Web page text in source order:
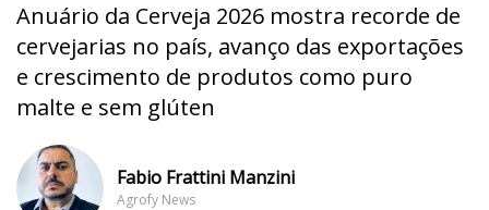
Anuário da Cerveja 2026 mostra recorde de
cervejarias no país, avanço das exportações
e crescimento de produtos como puro
malte e sem glúten
Fabio Frattini Manzini
Agrofy News